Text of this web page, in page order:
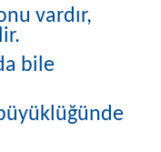
vardır,
bile